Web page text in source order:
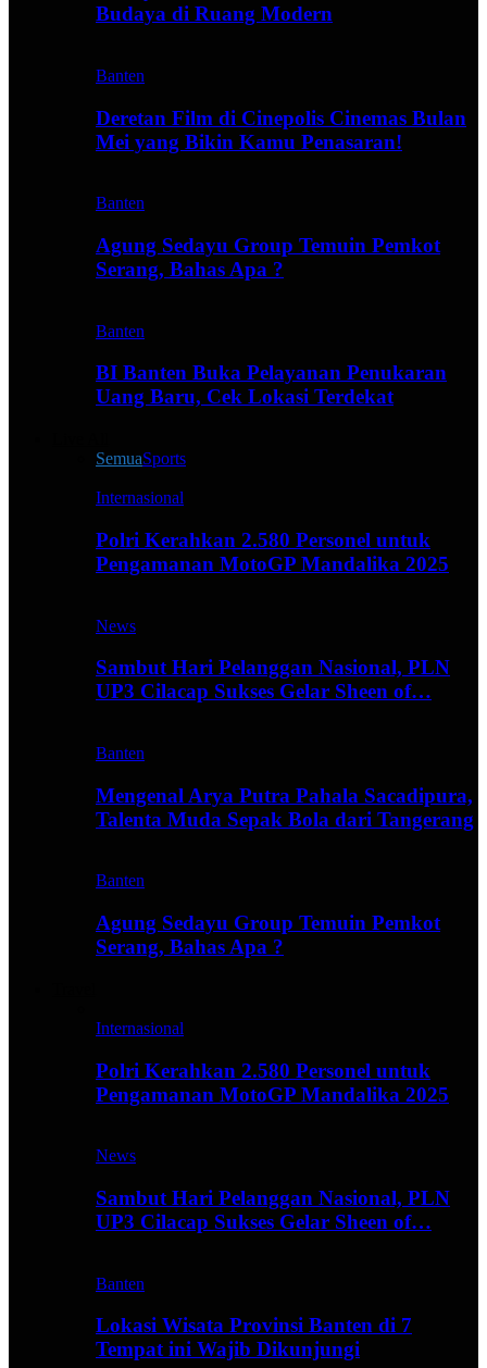
Budaya di Ruang Modern
Banten
Deretan Film di Cinepolis Cinemas Bulan
Mei yang Bikin Kamu Penasaran!
Banten
Agung Sedayu Group Temuin Pemkot
Serang, Bahas Apa ?
Banten
BI Banten Buka Pelayanan Penukaran
Uang Baru, Cek Lokasi Terdekat
SemuaSports
Internasional
Polri Kerahkan 2.580 Personel untuk
Pengamanan MotoGP Mandalika 2025
News
Sambut Hari Pelanggan Nasional, PLN
UP3 Cilacap Sukses Gelar Sheen of…
Banten
Mengenal Arya Putra Pahala Sacadipura,
Talenta Muda Sepak Bola dari Tangerang
Banten
Agung Sedayu Group Temuin Pemkot
Serang, Bahas Apa ?
Internasional
Polri Kerahkan 2.580 Personel untuk
Pengamanan MotoGP Mandalika 2025
News
Sambut Hari Pelanggan Nasional, PLN
UP3 Cilacap Sukses Gelar Sheen of…
Banten
Lokasi Wisata Provinsi Banten di 7
Tempat ini Wajib Dikunjungi